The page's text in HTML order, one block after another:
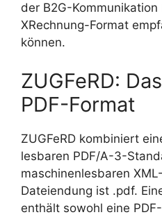
der B2G-Kommunikation
XRechnung-Format
können.
ZUGFeRD:
PDF-Format
ZUGFeRD kombiniert
lesbaren PDF/A-3-
maschinenlesbaren
Dateiendung ist .pdf.
enthält sowohl eine